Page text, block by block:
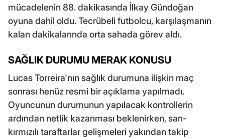
mücadelenin 88. dakikasında İlkay Gündoğan
oyuna dahil oldu. Tecrübeli futbolcu, karşılaşmanın
kalan dakikalarında orta sahada görev aldı.
SAĞLIK DURUMU MERAK KONUSU
Lucas Torreira'nın sağlık durumuna ilişkin maç
sonrası henüz resmi bir açıklama yapılmadı.
Oyuncunun durumunun yapılacak kontrollerin
ardından netlik kazanması beklenirken, sarı-
kırmızılı taraftarlar gelişmeleri yakından takip